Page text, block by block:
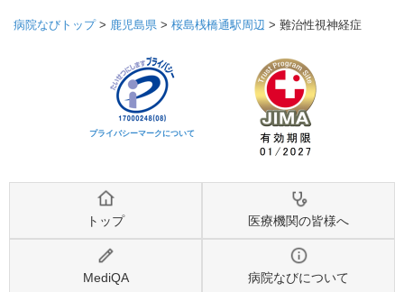
病院なびトップ> 鹿児島県 > 桜島桟橋通駅周辺 > 難治性視神経症
プライバシーマークについて
トップ 医療機関の皆様へ
MediQA 病院なびについて